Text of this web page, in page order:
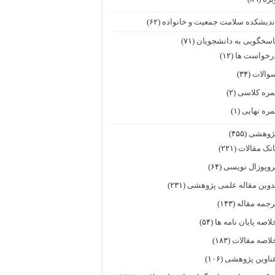
اندیشکده سلامت جمعیت و خانواده (۶۲)
به دانشجویان (۷۱)
ها (۱۲)
(۳۴)
کلاسی (۲)
نهایی (۱)
(۴۵۵)
مقالات(۲۲۱)
نویسی (۶۴)
مقاله علمی پژوهشی (۲۳۱)
مقاله (۱۴۳)
پایان نامه ها (۵۴)
مقالات(۱۸۳)
پژوهشی (۱۰۶)